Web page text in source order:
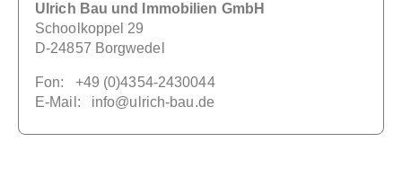
Ulrich Bau und Immobilien GmbH
Schoolkoppel 29
D-24857 Borgwedel
Fon: +49 (0)4354-2430044
E-Mail: info@ulrich-bau.de